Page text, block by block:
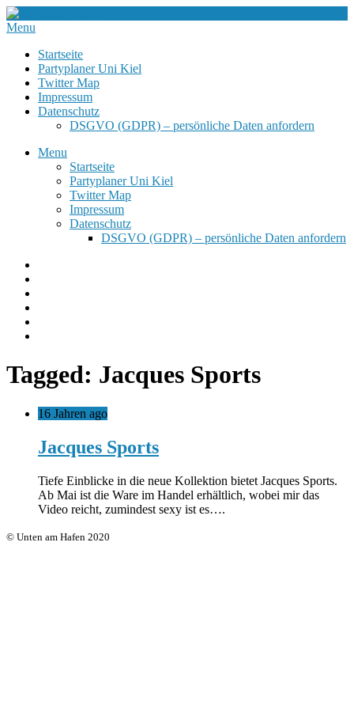
Menu
Startseite
Partyplaner Uni Kiel
Twitter Map
Impressum
Datenschutz
DSGVO (GDPR) – persönliche Daten anfordern
Menu
Startseite
Partyplaner Uni Kiel
Twitter Map
Impressum
Datenschutz
DSGVO (GDPR) – persönliche Daten anfordern
Tagged: Jacques Sports
16 Jahren ago
Jacques Sports
Tiefe Einblicke in die neue Kollektion bietet Jacques Sports.
Ab Mai ist die Ware im Handel erhältlich, wobei mir das
Video reicht, zumindest sexy ist es….
© Unten am Hafen 2020